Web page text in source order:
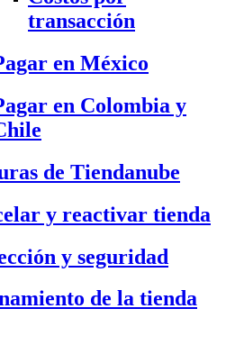
transacción
en México
en Colombia y
de Tiendanube
y reactivar tienda
y seguridad
de la tienda